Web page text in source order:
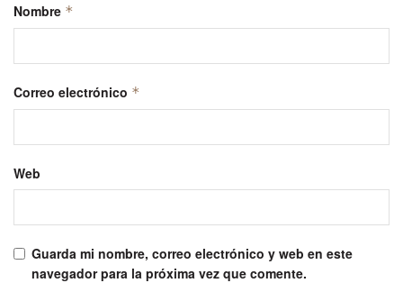
Nombre *
Correo electrónico *
Web
Guarda mi nombre, correo electrónico y web en este
navegador para la próxima vez que comente.